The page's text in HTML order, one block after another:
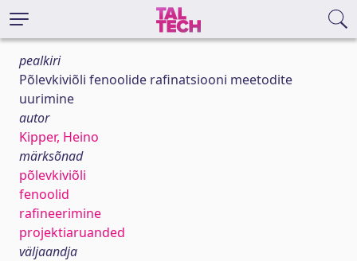
pealkiri
Põlevkiviõli fenoolide rafinatsiooni meetodite
uurimine
autor
Kipper, Heino
märksõnad
põlevkiviõli
fenoolid
rafineerimine
projektiaruanded
väljaandja